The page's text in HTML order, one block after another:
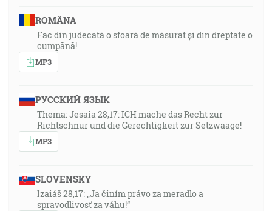
ROMÂNA
Fac din judecată o sfoară de măsurat și din dreptate o
cumpănă!
MP3
РУССКИЙ ЯЗЫК
Thema: Jesaia 28,17: ICH mache das Recht zur
Richtschnur und die Gerechtigkeit zur Setzwaage!
MP3
SLOVENSKY
Izaiáš 28,17: „Ja činím právo za meradlo a
spravodlivosť za váhu!“